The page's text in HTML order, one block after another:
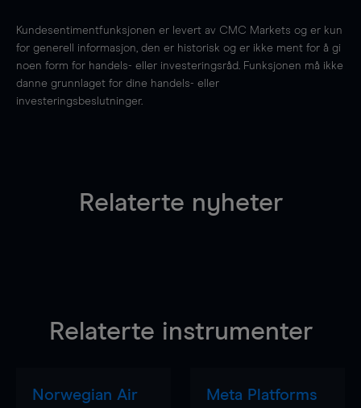
Kundesentimentfunksjonen er levert av CMC Markets og er kun
for generell informasjon, den er historisk og er ikke ment for å gi
noen form for handels- eller investeringsråd. Funksjonen må ikke
danne grunnlaget for dine handels- eller
investeringsbeslutninger.
Relaterte nyheter
Relaterte instrumenter
Norwegian Air
Meta Platforms